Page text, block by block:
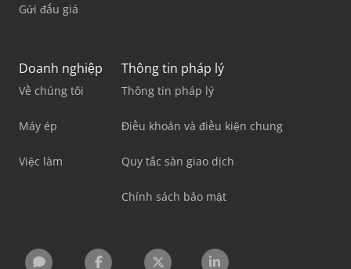
Gửi đấu giá
Doanh nghiệp
Về chúng tôi
Máy ép
Việc làm
Thông tin pháp lý
Thông tin pháp lý
Điều khoản và điều kiện chung
Quy tắc sàn giao dịch
Chính sách bảo mật